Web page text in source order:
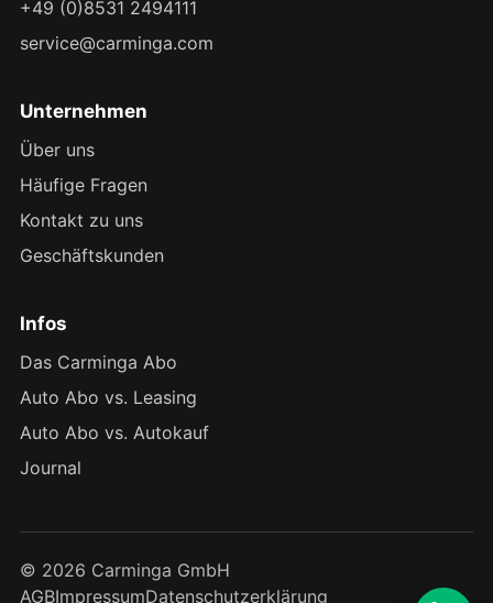
+49 (0)8531 2494111
service@carminga.com
Unternehmen
Über uns
Häufige Fragen
Kontakt zu uns
Geschäftskunden
Infos
Das Carminga Abo
Auto Abo vs. Leasing
Auto Abo vs. Autokauf
Journal
© 2026 Carminga GmbH
AGBImpressumDatenschutzerklärung